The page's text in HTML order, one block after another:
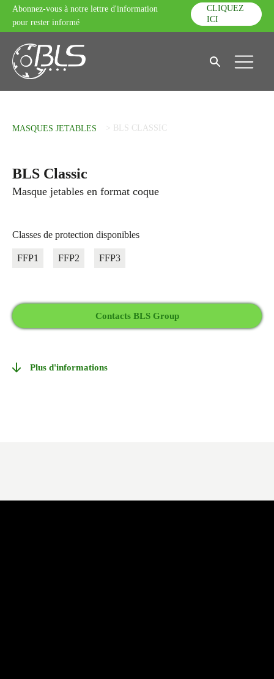
Abonnez-vous à notre lettre d'information
pour rester informé
CLIQUEZ
ICI
MASQUES JETABLES > BLS CLASSIC
BLS Classic
Masque jetables en format coque
Classes de protection disponibles
FFP1 FFP2 FFP3
Contacts BLS Group
Plus d'informations